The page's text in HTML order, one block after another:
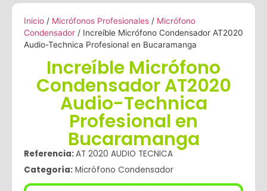
Inicio / Micrófonos Profesionales / Micrófono
Condensador / Increíble Micrófono Condensador AT2020
Audio-Technica Profesional en Bucaramanga
Increíble Micrófono
Condensador AT2020
Audio-Technica
Profesional en
Bucaramanga
Referencia:AT 2020 AUDIO TECNICA
Categoría: Micrófono Condensador